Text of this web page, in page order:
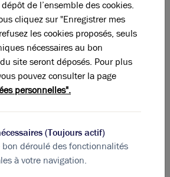
à LYON 69006
de l’ensemble des cookies.
cliquez sur "Enregistrer mes
les cookies proposés, seuls
nécessaires au bon
site seront déposés. Pour plus
pouvez consulter la page
personnelles".
(Toujours actif)
bon déroulé des fonctionnalités
à votre navigation.